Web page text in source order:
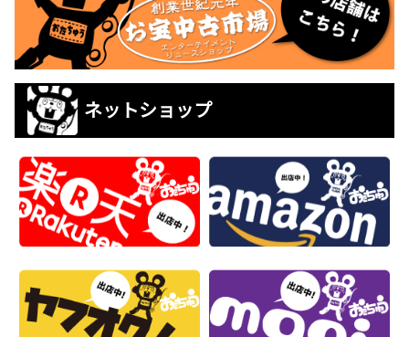
ネットショップ